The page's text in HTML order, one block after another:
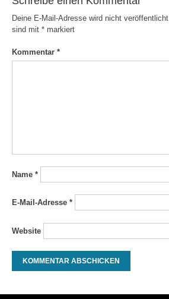
Deine E-Mail-Adresse wird nicht veröffentlicht.
sind mit *markiert
Kommentar *
Name *
E-Mail-Adresse *
Website